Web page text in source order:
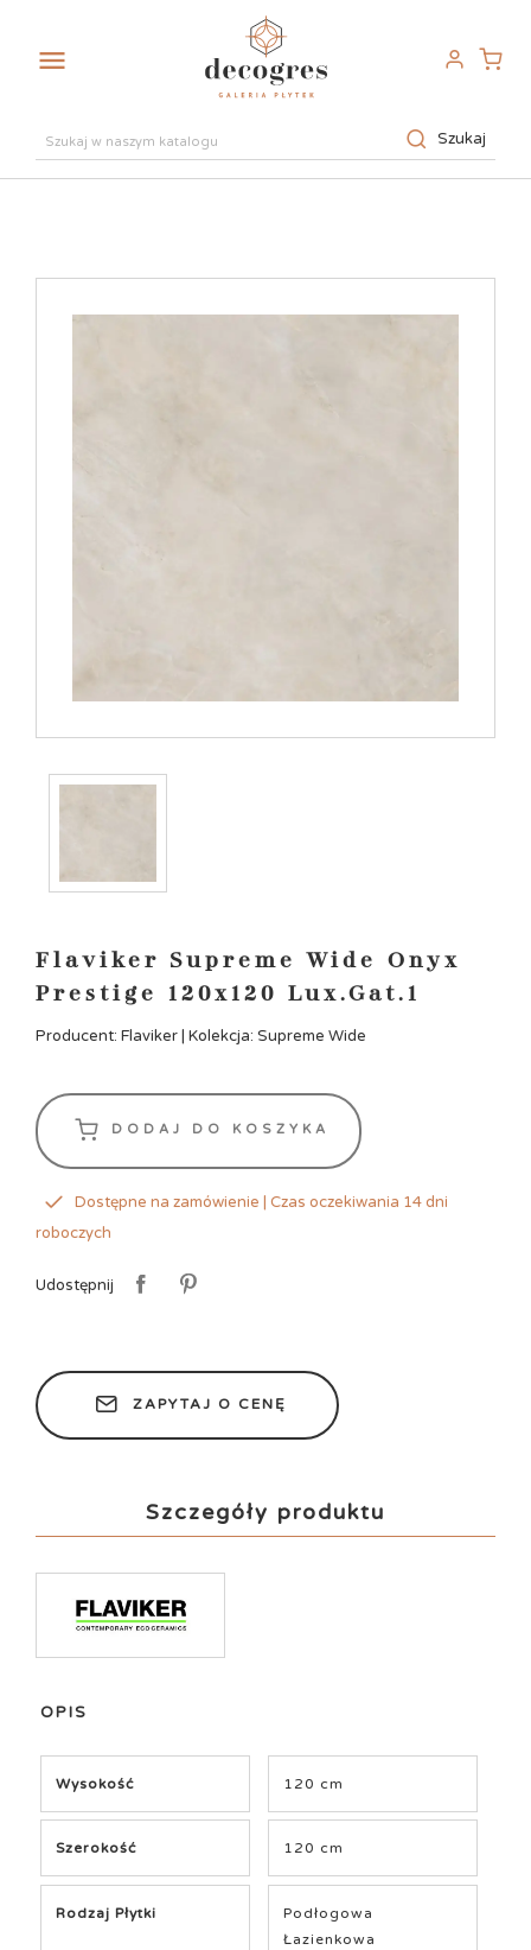

Szukaj
Flaviker Supreme Wide Onyx
Prestige 120x120 Lux.Gat.1
Producent: Flaviker | Kolekcja: Supreme Wide
DODAJ DO KOSZYKA
Dostępne na zamówienie | Czas oczekiwania 14 dni
roboczych
Udostępnij
ZAPYTAJ O CENĘ
Szczegóły produktu
OPIS
Wysokość 120 cm
Szerokość 120 cm
Rodzaj Płytki
Podłogowa
Łazienkowa